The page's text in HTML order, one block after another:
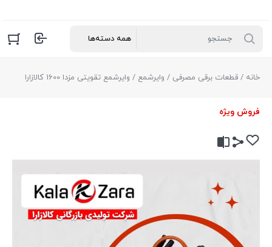
خانه / قطعات برقی مصرفی / وایرشمع / وایرشمع تقویتی مزدا 1600 کالازارا
فروش ویژه